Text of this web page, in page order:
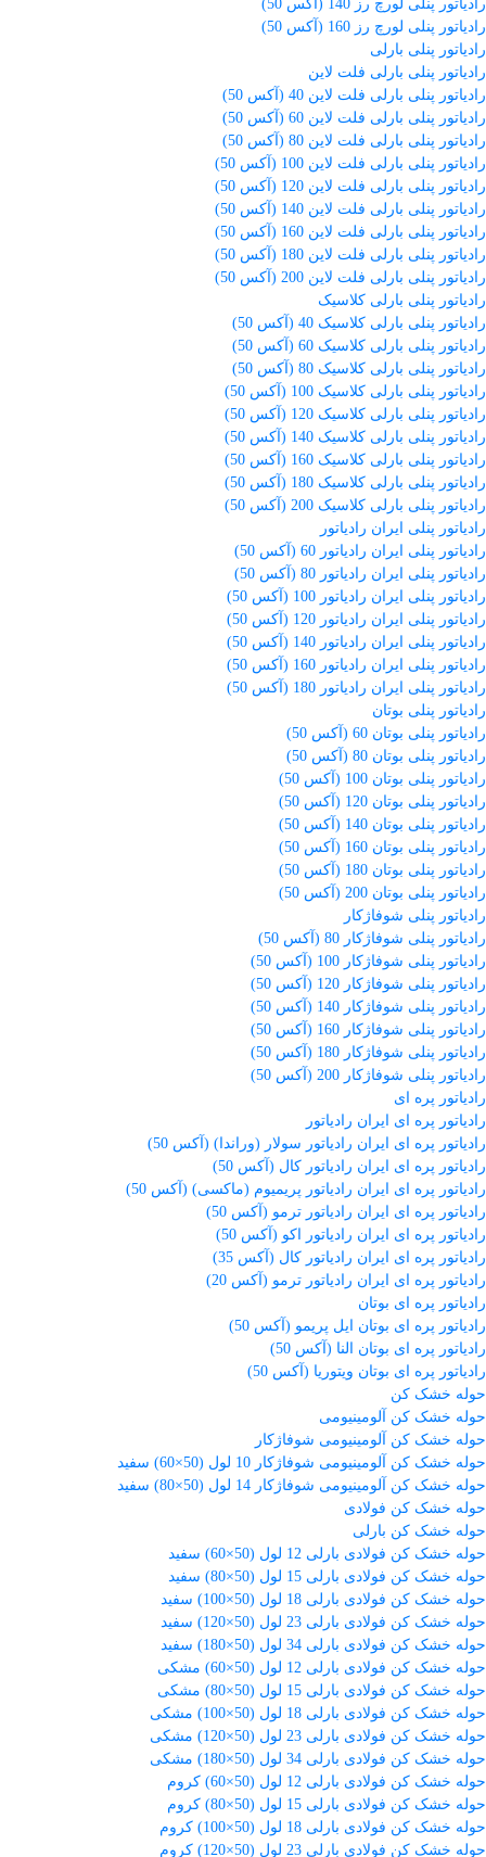
رادیاتور پنلی لورچ رز 140 (آکس 50)
رادیاتور پنلی لورچ رز 160 (آکس 50)
رادیاتور پنلی بارلی
رادیاتور پنلی بارلی فلت لاین
رادیاتور پنلی بارلی فلت لاین 40 (آکس 50)
رادیاتور پنلی بارلی فلت لاین 60 (آکس 50)
رادیاتور پنلی بارلی فلت لاین 80 (آکس 50)
رادیاتور پنلی بارلی فلت لاین 100 (آکس 50)
رادیاتور پنلی بارلی فلت لاین 120 (آکس 50)
رادیاتور پنلی بارلی فلت لاین 140 (آکس 50)
رادیاتور پنلی بارلی فلت لاین 160 (آکس 50)
رادیاتور پنلی بارلی فلت لاین 180 (آکس 50)
رادیاتور پنلی بارلی فلت لاین 200 (آکس 50)
رادیاتور پنلی بارلی کلاسیک
رادیاتور پنلی بارلی کلاسیک 40 (آکس 50)
رادیاتور پنلی بارلی کلاسیک 60 (آکس 50)
رادیاتور پنلی بارلی کلاسیک 80 (آکس 50)
رادیاتور پنلی بارلی کلاسیک 100 (آکس 50)
رادیاتور پنلی بارلی کلاسیک 120 (آکس 50)
رادیاتور پنلی بارلی کلاسیک 140 (آکس 50)
رادیاتور پنلی بارلی کلاسیک 160 (آکس 50)
رادیاتور پنلی بارلی کلاسیک 180 (آکس 50)
رادیاتور پنلی بارلی کلاسیک 200 (آکس 50)
رادیاتور پنلی ایران رادیاتور
رادیاتور پنلی ایران رادیاتور 60 (آکس 50)
رادیاتور پنلی ایران رادیاتور 80 (آکس 50)
رادیاتور پنلی ایران رادیاتور 100 (آکس 50)
رادیاتور پنلی ایران رادیاتور 120 (آکس 50)
رادیاتور پنلی ایران رادیاتور 140 (آکس 50)
رادیاتور پنلی ایران رادیاتور 160 (آکس 50)
رادیاتور پنلی ایران رادیاتور 180 (آکس 50)
رادیاتور پنلی بوتان
رادیاتور پنلی بوتان 60 (آکس 50)
رادیاتور پنلی بوتان 80 (آکس 50)
رادیاتور پنلی بوتان 100 (آکس 50)
رادیاتور پنلی بوتان 120 (آکس 50)
رادیاتور پنلی بوتان 140 (آکس 50)
رادیاتور پنلی بوتان 160 (آکس 50)
رادیاتور پنلی بوتان 180 (آکس 50)
رادیاتور پنلی بوتان 200 (آکس 50)
رادیاتور پنلی شوفاژکار
رادیاتور پنلی شوفاژکار 80 (آکس 50)
رادیاتور پنلی شوفاژکار 100 (آکس 50)
رادیاتور پنلی شوفاژکار 120 (آکس 50)
رادیاتور پنلی شوفاژکار 140 (آکس 50)
رادیاتور پنلی شوفاژکار 160 (آکس 50)
رادیاتور پنلی شوفاژکار 180 (آکس 50)
رادیاتور پنلی شوفاژکار 200 (آکس 50)
رادیاتور پره ای
رادیاتور پره ای ایران رادیاتور
رادیاتور پره ای ایران رادیاتور سولار (وراندا) (آکس 50)
رادیاتور پره ای ایران رادیاتور کال (آکس 50)
رادیاتور پره ای ایران رادیاتور پریمیوم (ماکسی) (آکس 50)
رادیاتور پره ای ایران رادیاتور ترمو (آکس 50)
رادیاتور پره ای ایران رادیاتور اکو (آکس 50)
رادیاتور پره ای ایران رادیاتور کال (آکس 35)
رادیاتور پره ای ایران رادیاتور ترمو (آکس 20)
رادیاتور پره ای بوتان
رادیاتور پره ای بوتان ایل پریمو (آکس 50)
رادیاتور پره ای بوتان النا (آکس 50)
رادیاتور پره ای بوتان ویتوریا (آکس 50)
حوله خشک کن
حوله خشک کن آلومینیومی
حوله خشک کن آلومینیومی شوفاژکار
حوله خشک کن آلومینیومی شوفاژکار 10 لول (50×60) سفید
حوله خشک کن آلومینیومی شوفاژکار 14 لول (50×80) سفید
حوله خشک کن فولادی
حوله خشک کن بارلی
حوله خشک کن فولادی بارلی 12 لول (50×60) سفید
حوله خشک کن فولادی بارلی 15 لول (50×80) سفید
حوله خشک کن فولادی بارلی 18 لول (50×100) سفید
حوله خشک کن فولادی بارلی 23 لول (50×120) سفید
حوله خشک کن فولادی بارلی 34 لول (50×180) سفید
حوله خشک کن فولادی بارلی 12 لول (50×60) مشکی
حوله خشک کن فولادی بارلی 15 لول (50×80) مشکی
حوله خشک کن فولادی بارلی 18 لول (50×100) مشکی
حوله خشک کن فولادی بارلی 23 لول (50×120) مشکی
حوله خشک کن فولادی بارلی 34 لول (50×180) مشکی
حوله خشک کن فولادی بارلی 12 لول (50×60) کروم
حوله خشک کن فولادی بارلی 15 لول (50×80) کروم
حوله خشک کن فولادی بارلی 18 لول (50×100) کروم
حوله خشک کن فولادی بارلی 23 لول (50×120) کروم